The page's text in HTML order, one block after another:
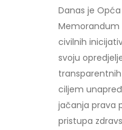
Danas je
Memorandum
civilnih
svoju
ciljem
jačanja prava
pristupa